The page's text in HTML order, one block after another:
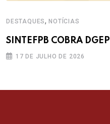
DESTAQUES,NOTÍCIAS
SINTEFPB COBRA DGEP
17 DE JULHO DE 2026